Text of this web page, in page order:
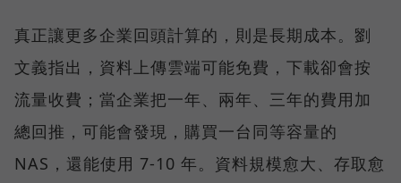
真正讓更多企業回頭計算的，則是長期成本。劉
文義指出，資料上傳雲端可能免費，下載卻會按
流量收費；當企業把一年、兩年、三年的費用加
總回推，可能會發現，購買一台同等容量的
NAS，還能使用 7-10 年。資料規模愈大、存取愈